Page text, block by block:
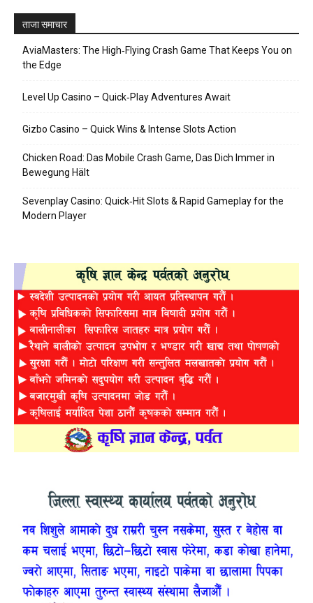
ताजा समाचार
AviaMasters: The High‑Flying Crash Game That Keeps You on
the Edge
Level Up Casino – Quick‑Play Adventures Await
Gizbo Casino – Quick Wins & Intense Slots Action
Chicken Road: Das Mobile Crash Game, Das Dich Immer in
Bewegung Hält
Sevenplay Casino: Quick‑Hit Slots & Rapid Gameplay for the
Modern Player